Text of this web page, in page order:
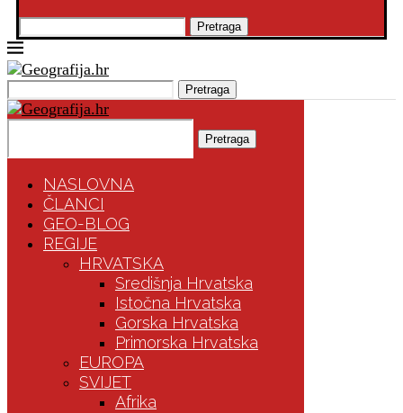
Pretraga
Pretraga
Pretraga
NASLOVNA
ČLANCI
GEO-BLOG
REGIJE
HRVATSKA
Središnja Hrvatska
Istočna Hrvatska
Gorska Hrvatska
Primorska Hrvatska
EUROPA
SVIJET
Afrika